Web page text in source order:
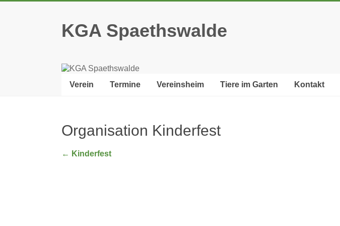
KGA Spaethswalde
Verein Termine Vereinsheim Tiere im Garten Kontakt
Organisation Kinderfest
← Kinderfest